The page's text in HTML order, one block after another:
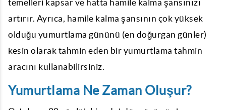
temelleri kapsar ve hatta hamile kalma şansınızı
artırır. Ayrıca, hamile kalma şansının çok yüksek
olduğu yumurtlama gününü (en doğurgan günler)
kesin olarak tahmin eden bir yumurtlama tahmin
aracını kullanabilirsiniz.
Yumurtlama Ne Zaman Oluşur?